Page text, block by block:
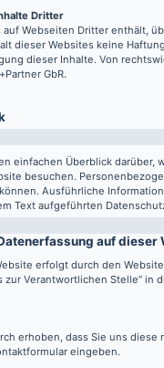
Dritter
auf Webseiten Dritter enthält,
dieser Websites keine
dieser Inhalte. Von
GbR.
einfachen Überblick darüber,
besuchen.
Ausführliche
Text aufgeführten
auf dieser
erfolgt durch den
Verantwortlichen Stelle“ in
erhoben, dass Sie uns diese
eingeben.